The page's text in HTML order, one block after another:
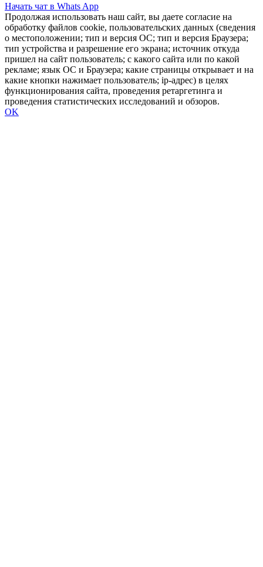
Начать чат в Whats App
Продолжая использовать наш сайт, вы даете согласие на
обработку файлов cookie, пользовательских данных (сведения
о местоположении; тип и версия ОС; тип и версия Браузера;
тип устройства и разрешение его экрана; источник откуда
пришел на сайт пользователь; с какого сайта или по какой
рекламе; язык ОС и Браузера; какие страницы открывает и на
какие кнопки нажимает пользователь; ip-адрес) в целях
функционирования сайта, проведения ретаргетинга и
проведения статистических исследований и обзоров.
OK